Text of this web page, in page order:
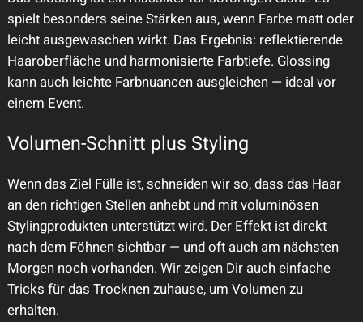
spielt besonders seine Stärken aus, wenn Farbe matt oder
leicht ausgewaschen wirkt. Das Ergebnis: reflektierende
Haaroberfläche und harmonisierte Farbtiefe. Glossing
kann auch leichte Farbnuancen ausgleichen — ideal vor
einem Event.
Volumen-Schnitt plus Styling
Wenn das Ziel Fülle ist, schneiden wir so, dass das Haar
an den richtigen Stellen anhebt und mit voluminösen
Stylingprodukten unterstützt wird. Der Effekt ist direkt
nach dem Föhnen sichtbar — und oft auch am nächsten
Morgen noch vorhanden. Wir zeigen Dir auch einfache
Tricks für das Trocknen zuhause, um Volumen zu
erhalten.